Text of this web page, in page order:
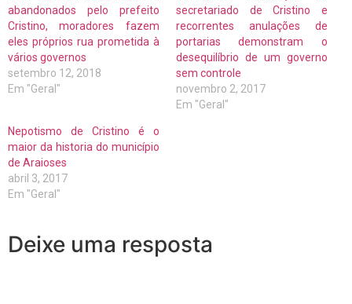
abandonados pelo prefeito
Cristino, moradores fazem
eles próprios rua prometida à
vários governos
setembro 12, 2018
Em "Geral"
secretariado de Cristino e
recorrentes anulações de
portarias demonstram o
desequilíbrio de um governo
sem controle
novembro 2, 2017
Em "Geral"
Nepotismo de Cristino é o
maior da historia do município
de Araioses
abril 3, 2017
Em "Geral"
Deixe uma resposta